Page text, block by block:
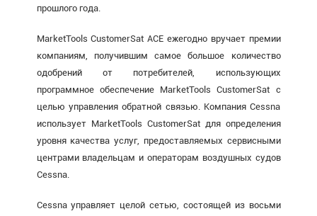
прошлого года.
MarketTools CustomerSat ACE ежегодно вручает премии
компаниям, получившим самое большое количество
одобрений от потребителей, использующих
программное обеспечение MarketTools CustomerSat с
целью управления обратной связью. Компания Cessna
использует MarketTools CustomerSat для определения
уровня качества услуг, предоставляемых сервисными
центрами владельцам и операторам воздушных судов
Cessna.
Cessna управляет целой сетью, состоящей из восьми